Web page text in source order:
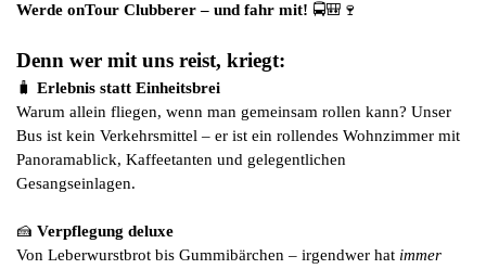
Werde onTour Clubberer – und fahr mit! 🚍🎒🍷
Denn wer mit uns reist, kriegt:
🧳 Erlebnis statt Einheitsbrei
Warum allein fliegen, wenn man gemeinsam rollen kann? Unser
Bus ist kein Verkehrsmittel – er ist ein rollendes Wohnzimmer mit
Panoramablick, Kaffeetanten und gelegentlichen
Gesangseinlagen.
🍰 Verpflegung deluxe
Von Leberwurstbrot bis Gummibärchen – irgendwer hat immer